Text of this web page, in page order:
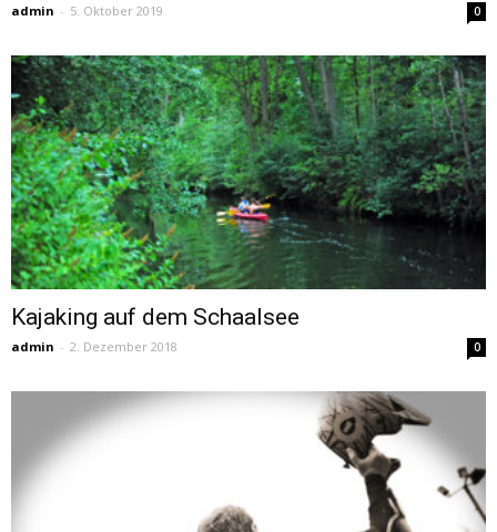
admin - 5. Oktober 2019 0
Kajaking auf dem Schaalsee
admin - 2. Dezember 2018 0